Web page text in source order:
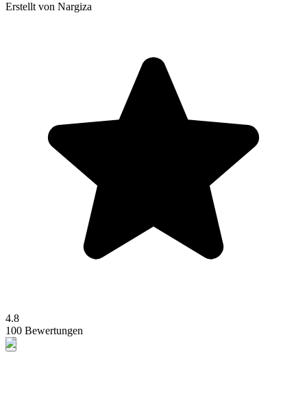
Erstellt von Nargiza
4.8
100 Bewertungen